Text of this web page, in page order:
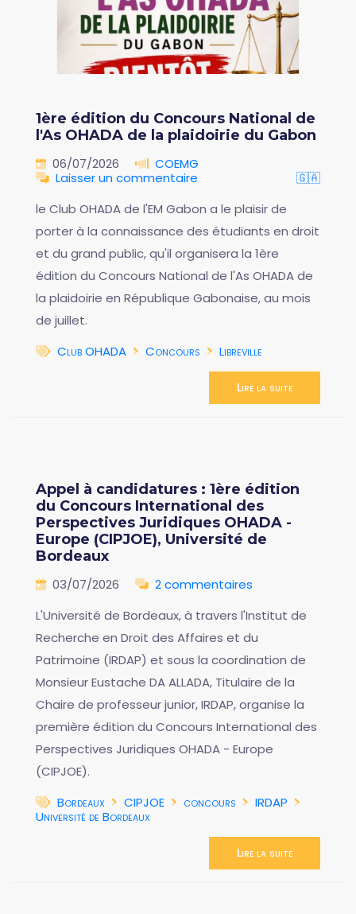
1ère édition du Concours National de
l'As OHADA de la plaidoirie du Gabon
06/07/2026
COEMG
Laisser un commentaire
🇬🇦
le Club OHADA de l'EM Gabon a le plaisir de
porter à la connaissance des étudiants en droit
et du grand public, qu'il organisera la 1ère
édition du Concours National de l'As OHADA de
la plaidoirie en République Gabonaise, au mois
de juillet.
Club OHADA
Concours Libreville
Lire la suite
Appel à candidatures : 1ère édition
du Concours International des
Perspectives Juridiques OHADA -
Europe (CIPJOE), Université de
Bordeaux
03/07/2026
2 commentaires
L'Université de Bordeaux, à travers l'Institut de
Recherche en Droit des Affaires et du
Patrimoine (IRDAP) et sous la coordination de
Monsieur Eustache DA ALLADA, Titulaire de la
Chaire de professeur junior, IRDAP, organise la
première édition du Concours International des
Perspectives Juridiques OHADA - Europe
(CIPJOE).
Bordeaux
CIPJOE concours
IRDAP
Université de Bordeaux
Lire la suite